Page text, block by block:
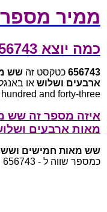
ממיר
כמה יוצא 656743 במילים?
656743 כטקסט זהשש
ארבעים ושלוש
and forty-three
איזה מספר זה שש
מאות ארבעים
שש מאות חמישים
כמספר שווה ל - 656743